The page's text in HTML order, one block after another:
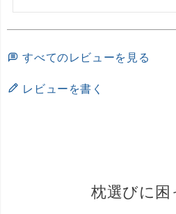
すべてのレビューを見る
レビューを書く
枕選びに困